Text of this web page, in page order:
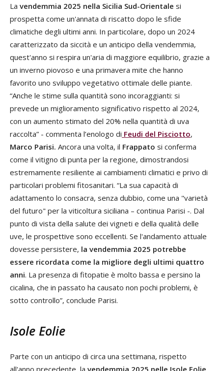
La vendemmia 2025 nella Sicilia Sud-Orientale si
prospetta come un'annata di riscatto dopo le sfide
climatiche degli ultimi anni. In particolare, dopo un 2024
caratterizzato da siccità e un anticipo della vendemmia,
quest'anno si respira un'aria di maggiore equilibrio, grazie a
un inverno piovoso e una primavera mite che hanno
favorito uno sviluppo vegetativo ottimale delle piante.
“Anche le stime sulla quantità sono incoraggianti: si
prevede un miglioramento significativo rispetto al 2024,
con un aumento stimato del 20% nella quantità di uva
raccolta” - commenta l’enologo di Feudi del Pisciotto,
Marco Parisi. Ancora una volta, il Frappato si conferma
come il vitigno di punta per la regione, dimostrandosi
estremamente resiliente ai cambiamenti climatici e privo di
particolari problemi fitosanitari. “La sua capacità di
adattamento lo consacra, senza dubbio, come una "varietà
del futuro" per la viticoltura siciliana – continua Parisi -. Dal
punto di vista della salute dei vigneti e della qualità delle
uve, le prospettive sono eccellenti. Se l'andamento attuale
dovesse persistere, la vendemmia 2025 potrebbe
essere ricordata come la migliore degli ultimi quattro
anni. La presenza di fitopatie è molto bassa e persino la
cicalina, che in passato ha causato non pochi problemi, è
sotto controllo”, conclude Parisi.
Isole Eolie
Parte con un anticipo di circa una settimana, rispetto
all'anno precedente, la vendemmia 2025 nelle Isole Eolie